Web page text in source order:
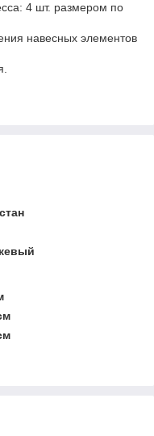
4 шт. размером по
навесных элементов